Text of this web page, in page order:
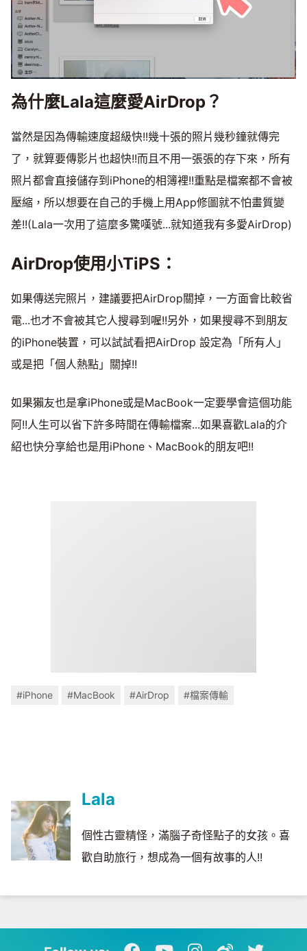
為什麼Lala這麼愛AirDrop？
當然是因為傳輸速度超級快!!幾十張的照片幾秒鐘就傳完
了，就算要傳影片也超快!!而且不用一張張的存下來，所有
照片都會直接儲存到iPhone的相簿裡!!重點是檔案都不會被
壓縮，所以想要在自己的手機上用App修圖就不怕畫質變
差!!(Lala一次用了這麼多驚嘆號...就知道我有多愛AirDrop)
AirDrop使用小TiPS：
如果傳送完照片，建議要把AirDrop關掉，一方面會比較省
電...也才不會被其它人搜尋到喔!!另外，如果搜尋不到朋友
的iPhone裝置，可以試試看把AirDrop 設定為「所有人」
或是把「個人熱點」關掉!!
如果獺友也是拿iPhone或是MacBook一定要學會這個功能
阿!!人生可以省下許多時間在傳輸檔案...如果喜歡Lala的介
紹也快分享給也是用iPhone、MacBook的朋友吧!!
#iPhone #MacBook #AirDrop #檔案傳輸
Lala
個性古靈精怪，滿腦子奇怪點子的女孩。喜
歡自助旅行，想成為一個有故事的人!!